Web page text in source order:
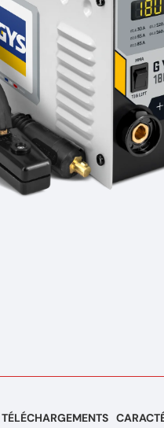
TÉLÉCHARGEMENTS